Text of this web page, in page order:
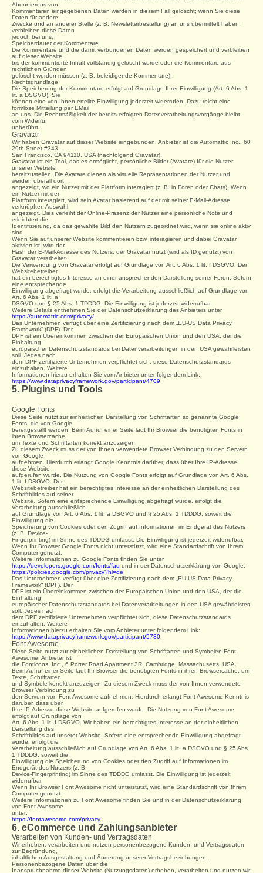
Abonnierens von
Kommentaren eingegebenen Daten werden in diesem Fall gelöscht; wenn Sie diese
Daten für andere
Zwecke und an anderer Stelle (z. B. Newsletterbestellung) an uns übermittelt haben,
verbleiben diese Daten
jedoch bei uns.
Speicherdauer der Kommentare
Die Kommentare und die damit verbundenen Daten werden gespeichert und verbleiben
auf dieser Website,
bis der kommentierte Inhalt vollständig gelöscht wurde oder die Kommentare aus
rechtlichen Gründen
gelöscht werden müssen (z. B. beleidigende Kommentare).
Rechtsgrundlage
Die Speicherung der Kommentare erfolgt auf Grundlage Ihrer Einwilligung (Art. 6 Abs. 1
lit. a DSGVO). Sie
können eine von Ihnen erteilte Einwilligung jederzeit widerrufen. Dazu reicht eine
formlose Mitteilung per EMail
an uns. Die Rechtmäßigkeit der bereits erfolgten Datenverarbeitungsvorgänge bleibt
vom Widerruf
unberührt.
Gravatar
Wir haben Gravatar auf dieser Website eingebunden. Anbieter ist die Automattic Inc., 60
29th Street #343,
San Francisco, CA 94110, USA (nachfolgend Gravatar).
Gravatar ist ein Tool, das es ermöglicht, persönliche Bilder (Avatare) für die Nutzer
unserer Website
bereitzustellen. Die Avatare dienen als visuelle Repräsentationen der Nutzer und
werden überall dort
angezeigt, wo ein Nutzer mit der Plattform interagiert (z. B. in Foren oder Chats). Wenn
ein Nutzer mit der
Plattform interagiert, wird sein Avatar basierend auf der mit seiner E-Mail-Adresse
verknüpften Auswahl
angezeigt. Dies verleiht der Online-Präsenz der Nutzer eine persönliche Note und
erleichtert die
Identifizierung, da das gewählte Bild den Nutzern zugeordnet wird, wenn sie online aktiv
sind.
Wenn Sie auf unserer Website kommentieren bzw. interagieren und dabei Gravatar
aktiviert ist, wird der
Hash der E-Mail-Adresse des Nutzers, der Gravatar nutzt (wird als ID genutzt) von
Gravatar verarbeitet.
Die Verwendung von Gravatar erfolgt auf Grundlage von Art. 6 Abs. 1 lit. f DSGVO. Der
Websitebetreiber
hat ein berechtigtes Interesse an einer ansprechenden Darstellung seiner Foren. Sofern
eine entsprechende
Einwilligung abgefragt wurde, erfolgt die Verarbeitung ausschließlich auf Grundlage von
Art. 6 Abs. 1 lit. a
DSGVO und § 25 Abs. 1 TDDDG. Die Einwilligung ist jederzeit widerrufbar.
Weitere Details entnehmen Sie der Datenschutzerklärung des Anbieters unter
https://automattic.com/privacy/.
Das Unternehmen verfügt über eine Zertifizierung nach dem „EU-US Data Privacy
Framework“ (DPF). Der
DPF ist ein Übereinkommen zwischen der Europäischen Union und den USA, der die
Einhaltung
europäischer Datenschutzstandards bei Datenverarbeitungen in den USA gewährleisten
soll. Jedes nach
dem DPF zertifizierte Unternehmen verpflichtet sich, diese Datenschutzstandards
einzuhalten. Weitere
Informationen hierzu erhalten Sie vom Anbieter unter folgendem Link:
https://www.dataprivacyframework.gov/participant/4709.
5. Plugins und Tools
Google Fonts
Diese Seite nutzt zur einheitlichen Darstellung von Schriftarten so genannte Google
Fonts, die von Google
bereitgestellt werden. Beim Aufruf einer Seite lädt Ihr Browser die benötigten Fonts in
ihren Browsercache,
um Texte und Schriftarten korrekt anzuzeigen.
Zu diesem Zweck muss der von Ihnen verwendete Browser Verbindung zu den Servern
von Google
aufnehmen. Hierdurch erlangt Google Kenntnis darüber, dass über Ihre IP-Adresse
diese Website
aufgerufen wurde. Die Nutzung von Google Fonts erfolgt auf Grundlage von Art. 6 Abs.
1 lit. f DSGVO. Der
Websitebetreiber hat ein berechtigtes Interesse an der einheitlichen Darstellung des
Schriftbildes auf seiner
Website. Sofern eine entsprechende Einwilligung abgefragt wurde, erfolgt die
Verarbeitung ausschließlich
auf Grundlage von Art. 6 Abs. 1 lit. a DSGVO und § 25 Abs. 1 TDDDG, soweit die
Einwilligung die
Speicherung von Cookies oder den Zugriff auf Informationen im Endgerät des Nutzers
(z. B. Device-
Fingerprinting) im Sinne des TDDDG umfasst. Die Einwilligung ist jederzeit widerrufbar.
Wenn Ihr Browser Google Fonts nicht unterstützt, wird eine Standardschrift von Ihrem
Computer genutzt.
Weitere Informationen zu Google Fonts finden Sie unter
https://developers.google.com/fonts/faq und in der Datenschutzerklärung von Google:
https://policies.google.com/privacy?hl=de.
Das Unternehmen verfügt über eine Zertifizierung nach dem „EU-US Data Privacy
Framework“ (DPF). Der
DPF ist ein Übereinkommen zwischen der Europäischen Union und den USA, der die
Einhaltung
europäischer Datenschutzstandards bei Datenverarbeitungen in den USA gewährleisten
soll. Jedes nach
dem DPF zertifizierte Unternehmen verpflichtet sich, diese Datenschutzstandards
einzuhalten. Weitere
Informationen hierzu erhalten Sie vom Anbieter unter folgendem Link:
https://www.dataprivacyframework.gov/participant/5780.
Font Awesome
Diese Seite nutzt zur einheitlichen Darstellung von Schriftarten und Symbolen Font
Awesome. Anbieter ist
die Fonticons, Inc., 6 Porter Road Apartment 3R, Cambridge, Massachusetts, USA.
Beim Aufruf einer Seite lädt Ihr Browser die benötigten Fonts in ihren Browsercache, um
Texte, Schriftarten
und Symbole korrekt anzuzeigen. Zu diesem Zweck muss der von Ihnen verwendete
Browser Verbindung zu
den Servern von Font Awesome aufnehmen. Hierdurch erlangt Font Awesome Kenntnis
darüber, dass über
Ihre IP-Adresse diese Website aufgerufen wurde. Die Nutzung von Font Awesome
erfolgt auf Grundlage von
Art. 6 Abs. 1 lit. f DSGVO. Wir haben ein berechtigtes Interesse an der einheitlichen
Darstellung des
Schriftbildes auf unserer Website. Sofern eine entsprechende Einwilligung abgefragt
wurde, erfolgt die
Verarbeitung ausschließlich auf Grundlage von Art. 6 Abs. 1 lit. a DSGVO und § 25 Abs.
1 TDDDG, soweit die
Einwilligung die Speicherung von Cookies oder den Zugriff auf Informationen im
Endgerät des Nutzers (z. B.
Device-Fingerprinting) im Sinne des TDDDG umfasst. Die Einwilligung ist jederzeit
widerrufbar.
Wenn Ihr Browser Font Awesome nicht unterstützt, wird eine Standardschrift von Ihrem
Computer genutzt.
Weitere Informationen zu Font Awesome finden Sie und in der Datenschutzerklärung
von Font Awesome
unter:
https://fontawesome.com/privacy.
6. eCommerce und Zahlungsanbieter
Verarbeiten von Kunden- und Vertragsdaten
Wir erheben, verarbeiten und nutzen personenbezogene Kunden- und Vertragsdaten
zur Begründung,
inhaltlichen Ausgestaltung und Änderung unserer Vertragsbeziehungen.
Personenbezogene Daten über die
Inanspruchnahme dieser Website (Nutzungsdaten) erheben, verarbeiten und nutzen wir